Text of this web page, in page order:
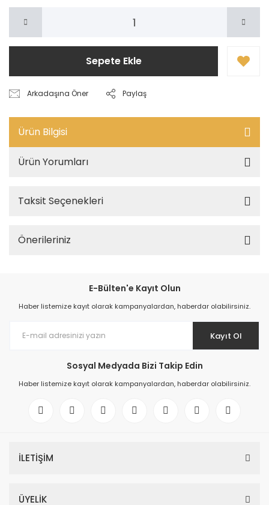
Sepete Ekle
Arkadaşına Öner Paylaş
Ürün Bilgisi
Ürün Yorumları
Taksit Seçenekleri
Önerileriniz
E-Bülten'e Kayıt Olun
Haber listemize kayıt olarak kampanyalardan, haberdar olabilirsiniz.
Kayıt Ol
Sosyal Medyada Bizi Takip Edin
Haber listemize kayıt olarak kampanyalardan, haberdar olabilirsiniz.
İLETİŞİM
ÜYELİK